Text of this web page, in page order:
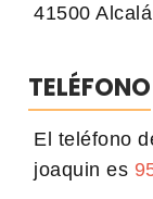
41500
TELÉFONO
El teléfono
joaquin es